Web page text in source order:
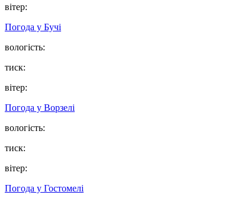
вітер:
Погода у Бучі
вологість:
тиск:
вітер:
Погода у Ворзелі
вологість:
тиск:
вітер:
Погода у Гостомелі